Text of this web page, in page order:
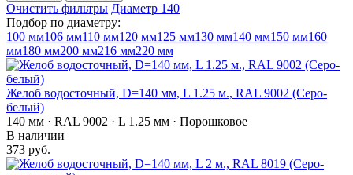
Очистить фильтры Диаметр 140
Подбор по диаметру:
100 мм106 мм110 мм120 мм125 мм130 мм140 мм150 мм160
мм180 мм200 мм216 мм220 мм
Желоб водосточный, D=140 мм, L 1.25 м., RAL 9002 (Серо-
белый)
140 мм · RAL 9002 · L 1.25 мм · Порошковое
В наличии
373 руб.